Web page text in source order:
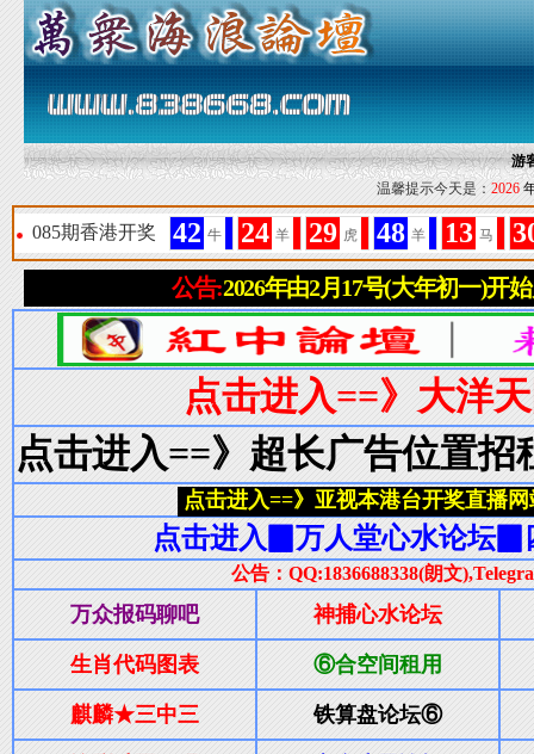
游
温馨提示今天是： 2026